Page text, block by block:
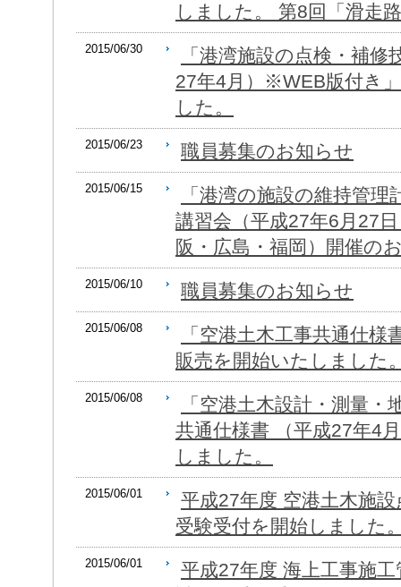
しました。 第8回「滑走
2015/06/30
「港湾施設の点検・補
27年4月）※WEB版付き
した。
2015/06/23 職員募集のお知らせ
2015/06/15
「港湾の施設の維持管
講習会（平成27年6月27
阪・広島・福岡）開催の
2015/06/10 職員募集のお知らせ
2015/06/08
「空港土木工事共通仕
販売を開始いたしました
2015/06/08
「空港土木設計・測量
共通仕様書 （平成27年4
しました。
2015/06/01
平成27年度 空港土木施
受験受付を開始しました
2015/06/01
平成27年度 海上工事施